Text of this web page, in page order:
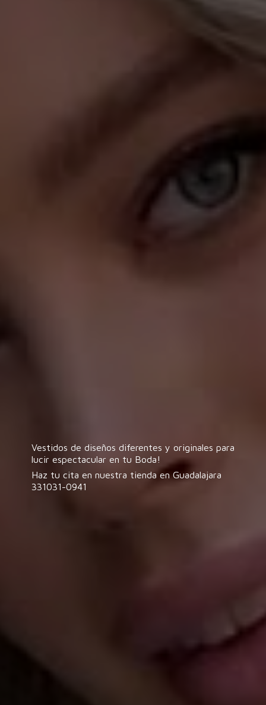
Vestidos de diseños diferentes y originales para
lucir espectacular en tu Boda!
Haz tu cita en nuestra tienda en Guadalajara
331031-0941